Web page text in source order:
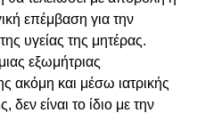
επέμβαση για την
υγείας της μητέρας.
εξωμήτριας
ακόμη και μέσω ιατρικής
δεν είναι το ίδιο με την